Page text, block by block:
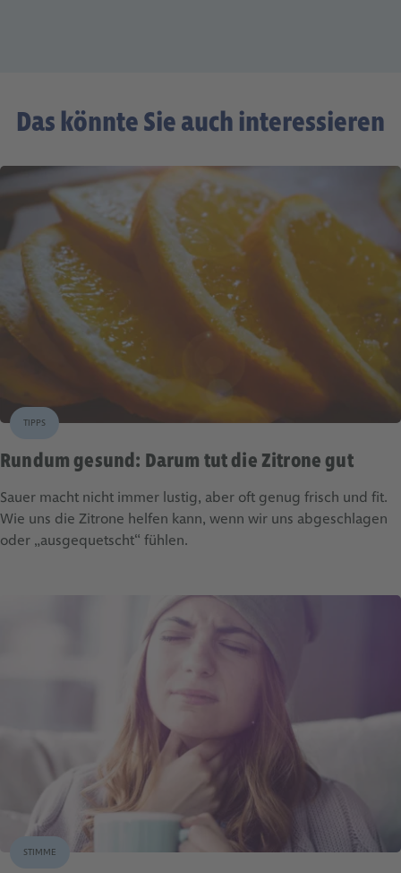
Das könnte Sie auch interessieren
TIPPS
Rundum gesund: Darum tut die Zitrone gut
Sauer macht nicht immer lustig, aber oft genug frisch und fit.
Wie uns die Zitrone helfen kann, wenn wir uns abgeschlagen
oder „ausgequetscht“ fühlen.
STIMME